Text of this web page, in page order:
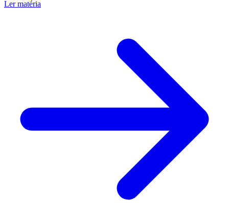
Ler matéria